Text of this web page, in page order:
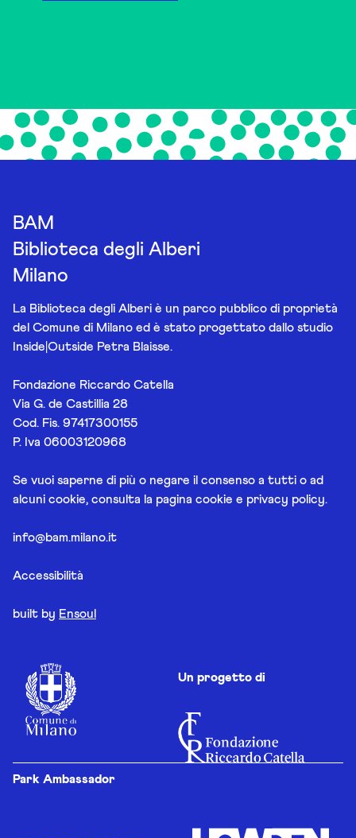
BAM
Biblioteca degli Alberi
Milano
La Biblioteca degli Alberi è un parco pubblico di proprietà
del Comune di Milano ed è stato progettato dallo studio
Inside|Outside Petra Blaisse.
Fondazione Riccardo Catella
Via G. de Castillia 28
Cod. Fis. 97417300155
P. Iva 06003120968
Se vuoi saperne di più o negare il consenso a tutti o ad
alcuni cookie, consulta la pagina cookie e privacy policy.
info@bam.milano.it
Accessibilità
built by Ensoul
Un progetto di
Park Ambassador